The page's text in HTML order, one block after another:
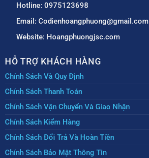
Hotline: 0975123698
Email: Codienhoangphuong@gmail.com
Website: Hoangphuongjsc.com
HỖ TRỢ KHÁCH HÀNG
Chính Sách Và Quy Định
Chính Sách Thanh Toán
Chính Sách Vận Chuyển Và Giao Nhận
Chính Sách Kiểm Hàng
Chính Sách Đổi Trả Và Hoàn Tiền
Chính Sách Bảo Mật Thông Tin